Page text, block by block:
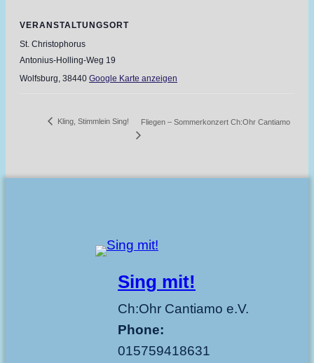
VERANSTALTUNGSORT
St. Christophorus
Antonius-Holling-Weg 19
Wolfsburg, 38440 Google Karte anzeigen
Kling, Stimmlein Sing! Fliegen – Sommerkonzert Ch:Ohr Cantiamo
Sing mit!
Ch:Ohr Cantiamo e.V.
Phone:
015759418631